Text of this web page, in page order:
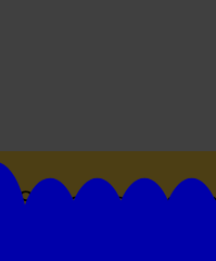
Suivez toutes